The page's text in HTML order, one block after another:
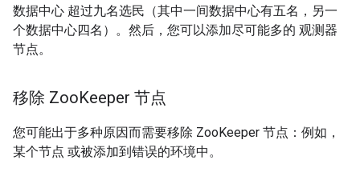
数据中心 超过九名选民（其中一间数据中心有五名，另一
个数据中心四名）。然后，您可以添加尽可能多的 观测器
节点。
移除 ZooKeeper 节点
您可能出于多种原因而需要移除 ZooKeeper 节点：例如，
某个节点 或被添加到错误的环境中。